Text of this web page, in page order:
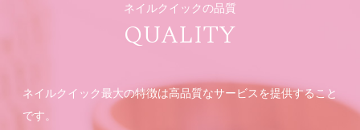
ネイルクイックの品質
QUALITY
ネイルクイック最大の特徴は高品質なサービスを提供すること
です。